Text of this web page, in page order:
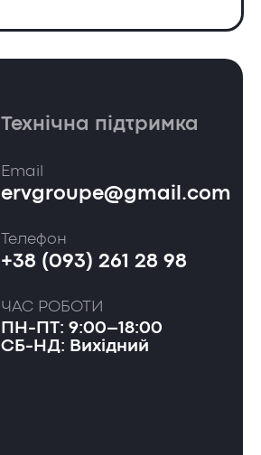
Технічна підтримка
Email
ervgroupe@gmail.com
Телефон
+38 (093) 261 28 98
ЧАС РОБОТИ
ПН-ПТ: 9:00–18:00
СБ-НД: Вихідний